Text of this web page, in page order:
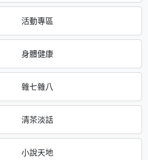
活動專區
身體健康
雜七雜八
清茶淡話
小說天地